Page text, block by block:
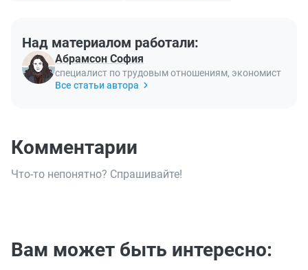
Над материалом работали:
Абрамсон София
специалист по трудовым отношениям, экономист
Все статьи автора
Комментарии
Что-то непонятно? Спрашивайте!
Вам может быть интересно: